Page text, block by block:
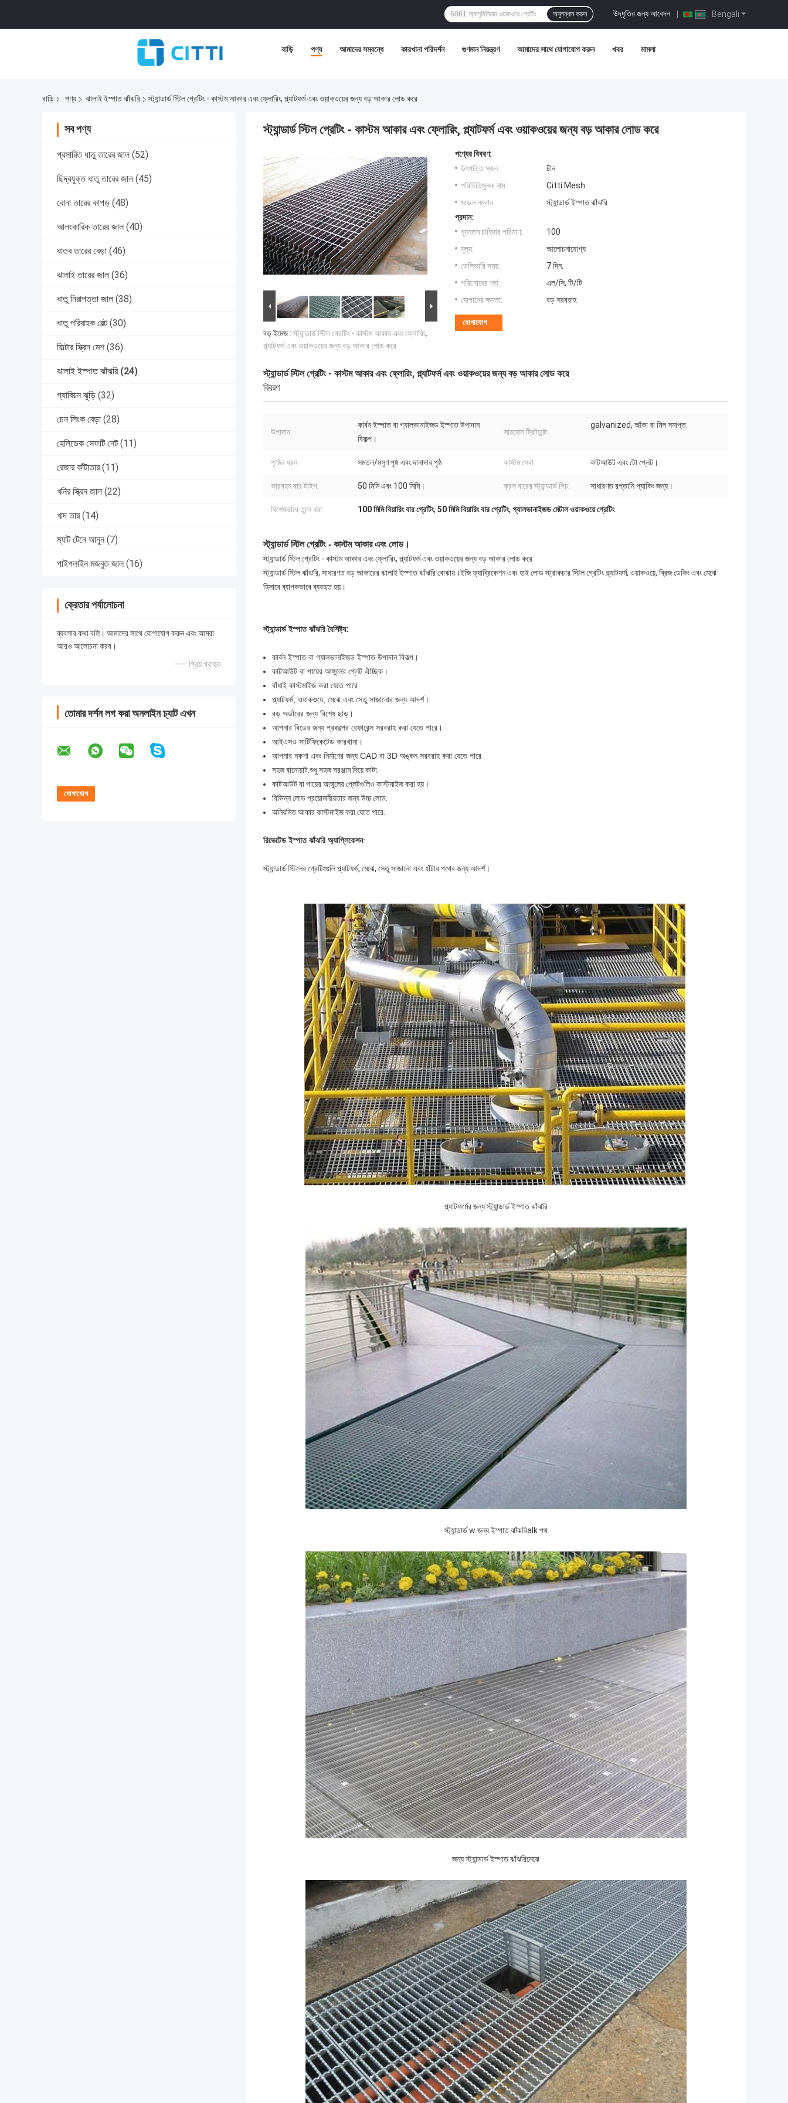
Bengali
উদ্ধৃতির জন্য আবেদন |
অনুসন্ধান করুন
বাড়ি পণ্য আমাদের সম্বন্ধে কারখানা পরিদর্শন গুণমান নিয়ন্ত্রণ আমাদের সাথে যোগাযোগ করুন খবর মামলা
বাড়ি পণ্য ঝালাই ইস্পাত ঝাঁঝরি স্ট্যান্ডার্ড স্টিল গ্রেটিং - কাস্টম আকার এবং ফ্লোরিং, প্ল্যাটফর্ম এবং ওয়াকওয়ের জন্য বড় আকার লোড করে
সব পণ্য
প্রসারিত ধাতু তারের জাল (52)
ছিদ্রযুক্ত ধাতু তারের জাল (45)
বোনা তারের কাপড় (48)
আলংকারিক তারের জাল (40)
ধাতব তারের বেড়া (46)
ঝালাই তারের জাল (36)
ধাতু নিরাপত্তা জাল (38)
ধাতু পরিবাহক বেল্ট (30)
ফিল্টার স্ক্রিন মেশ (36)
ঝালাই ইস্পাত ঝাঁঝরি (24)
গ্যাবিয়ন ঝুড়ি (32)
চেন লিংক বেড়া (28)
হেলিডেক সেফটি নেট (11)
রেজার কাঁটাতার (11)
খনির স্ক্রিন জাল (22)
খাদ তার (14)
ম্যাট টেনে আনুন (7)
পাইপলাইন মজবুত জাল (16)
ক্রেতার পর্যালোচনা
ব্যবসার কথা বলি। আমাদের সাথে যোগাযোগ করুন এবং আমরা
আরও আলোচনা করব।
—— প্রিয় গ্রাহক
তোমার দর্শন লগ করা অনলাইন চ্যাট এখন
স্ট্যান্ডার্ড স্টিল গ্রেটিং - কাস্টম আকার এবং ফ্লোরিং, প্ল্যাটফর্ম এবং ওয়াকওয়ের জন্য বড় আকার লোড করে
বড় ইমেজ :স্ট্যান্ডার্ড স্টিল গ্রেটিং - কাস্টম আকার এবং ফ্লোরিং,
প্ল্যাটফর্ম এবং ওয়াকওয়ের জন্য বড় আকার লোড করে
পণ্যের বিবরণ:
উৎপত্তি স্থল:
চীন
পরিচিতিমুলক নাম:
Citti Mesh
মডেল নম্বার:
স্ট্যান্ডার্ড ইস্পাত ঝাঁঝরি
প্রদান:
ন্যূনতম চাহিদার পরিমাণ:
100
মূল্য:
আলোচনাযোগ্য
ডেলিভারি সময়:
7 দিন.
পরিশোধের শর্ত:
এল/সি, টি/টি
যোগানের ক্ষমতা:
বড় সরবরাহ
যোগাযোগ
স্ট্যান্ডার্ড স্টিল গ্রেটিং - কাস্টম আকার এবং ফ্লোরিং, প্ল্যাটফর্ম এবং ওয়াকওয়ের জন্য বড় আকার লোড করে
বিবরণ
উপাদান:
কার্বন ইস্পাত বা গ্যালভানাইজড ইস্পাত উপাদান
বিকল্প।
সারফেস ট্রিটমেন্ট:
galvanized, আঁকা বা মিল সমাপ্ত.
পৃষ্ঠের ধরন: সমতল/মসৃণ পৃষ্ঠ এবং দানাদার পৃষ্ঠ কাস্টম সেবা: কাটআউট এবং টো প্লেট।
ভারবহন বার টাইপ: 50 মিমি এবং 100 মিমি। ক্রস বারের স্ট্যান্ডার্ড পিচ: সাধারণত রপ্তানি প্যাকিং জন্য।
বিশেষভাবে তুলে ধরা: 100 মিমি বিয়ারিং বার গ্রেটিং, 50 মিমি বিয়ারিং বার গ্রেটিং, গ্যালভানাইজড মেটাল ওয়াকওয়ে গ্রেটিং
স্ট্যান্ডার্ড স্টিল গ্রেটিং - কাস্টম আকার এবং লোড।
স্ট্যান্ডার্ড স্টিল গ্রেটিং - কাস্টম আকার এবং ফ্লোরিং, প্ল্যাটফর্ম এবং ওয়াকওয়ের জন্য বড় আকার লোড করে
স্ট্যান্ডার্ড স্টিল ঝাঁঝরি, সাধারণত বড় আকারের ঝালাই ইস্পাত ঝাঁঝরি বোঝায়।ইজি ফ্যাব্রিকেশন এবং হাই লোড স্ট্রাকচার স্টিল গ্রেটিং প্ল্যাটফর্ম, ওয়াকওয়ে, ব্রিজ ডেকিং এবং মেঝে
হিসাবে ব্যাপকভাবে ব্যবহৃত হয়।
স্ট্যান্ডার্ড ইস্পাত ঝাঁঝরি বৈশিষ্ট্য:
কার্বন ইস্পাত বা গ্যালভানাইজড ইস্পাত উপাদান বিকল্প।
কাটআউট বা পায়ের আঙ্গুলের প্লেট ঐচ্ছিক।
বাঁধাই কাস্টমাইজ করা যেতে পারে.
প্ল্যাটফর্ম, ওয়াকওয়ে, মেঝে এবং সেতু সাজানোর জন্য আদর্শ।
বড় অর্ডারের জন্য বিশেষ ছাড়।
আপনার বিডের জন্য প্রকল্পের রেফারেন্স সরবরাহ করা যেতে পারে।
আইএসও সার্টিফিকেটেড কারখানা।
আপনার নকশা এবং নির্মাণের জন্য CAD বা 3D অঙ্কন সরবরাহ করা যেতে পারে
সহজ বানোয়াট.শুধু সহজ সরঞ্জাম দিয়ে কাটা.
কাটআউট বা পায়ের আঙ্গুলের প্লেটগুলিও কাস্টমাইজ করা হয়।
বিভিন্ন লোড প্রয়োজনীয়তার জন্য উচ্চ লোড.
অনিয়মিত আকার কাস্টমাইজ করা যেতে পারে.
রিভেটেড ইস্পাত ঝাঁঝরি অ্যাপ্লিকেশন:
স্ট্যান্ডার্ড স্টিলের গ্রেটিংগুলি প্ল্যাটফর্ম, মেঝে, সেতু সাজানো এবং হাঁটার পথের জন্য আদর্শ।
প্ল্যাটফর্মের জন্য স্ট্যান্ডার্ড ইস্পাত ঝাঁঝরি
স্ট্যান্ডার্ড w জন্য ইস্পাত ঝাঁঝরিalk পথ
জন্য স্ট্যান্ডার্ড ইস্পাত ঝাঁঝরিমেঝে